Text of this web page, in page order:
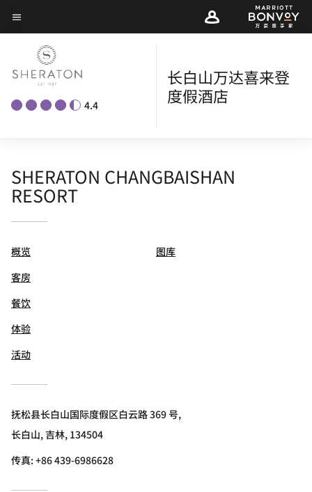
Skip
to
main
content
菜单文本
4.4
长白山万达喜来登
度假酒店
SHERATON CHANGBAISHAN
RESORT
概览
客房
餐饮
体验
活动
图库
抚松县长白山国际度假区白云路 369 号,
长白山, 吉林, 134504
传真:+86 439-6986628